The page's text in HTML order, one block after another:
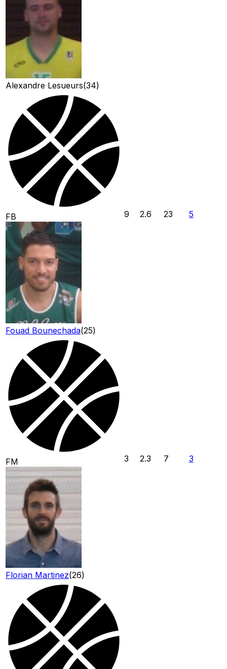
Alexandre Lesueurs(34)
FB
Fouad Bounechada(25)
9 2.6 23 5
FM
Florian Martinez(26)
3 2.3 7 3